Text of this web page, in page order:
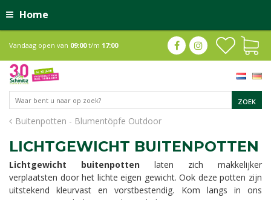
Home
Buitenpotten - Blumentöpfe Outdoor
Vandaag open van 09:00t/m 17:00
LICHTGEWICHT BUITENPOTTEN
Lichtgewicht buitenpotten laten zich makkelijker
verplaatsten door het lichte eigen gewicht. Ook deze potten zijn
uitstekend kleurvast en vorstbestendig. Kom langs in ons